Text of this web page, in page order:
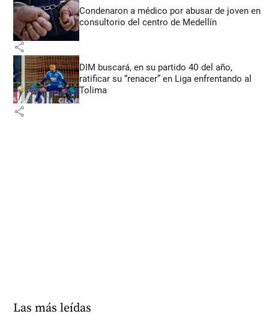
Condenaron a médico por abusar de joven en
consultorio del centro de Medellín
share
DIM buscará, en su partido 40 del año,
ratificar su “renacer” en Liga enfrentando al
Tolima
share
Las más leídas